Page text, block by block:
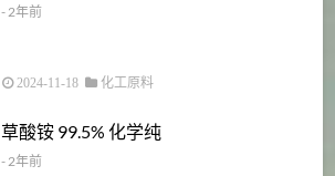
- 2年前
2024-11-18 化工原料
草酸铵 99.5% 化学纯
- 2年前